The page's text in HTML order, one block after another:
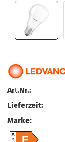
Art.Nr.:
Lieferzeit:
Marke:
AF